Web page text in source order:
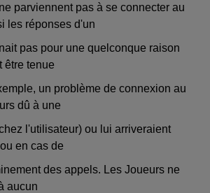
parviennent pas à se connecter au
les réponses d'un
pas pour une quelconque raison
être tenue
un problème de connexion au
dû à une
l'utilisateur) ou lui arriveraient
en cas de
des appels. Les Joueurs ne
aucun